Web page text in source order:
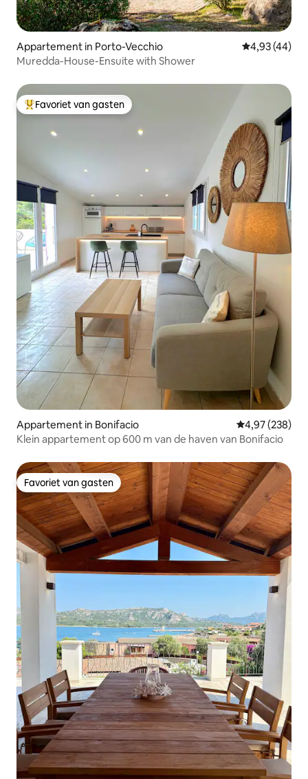
Appartement in Porto-Vecchio Gemiddelde
4,93 (44)
Muredda-House-Ensuite with Shower
Topfavoriet van gasten
Favoriet van gasten
Appartement in Bonifacio Gemiddelde
4,97 (238)
Klein appartement op 600 m van de haven van Bonifacio
Favoriet van gasten
Favoriet van gasten